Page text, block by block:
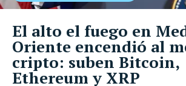
El alto el fuego en
Oriente encendió al
cripto: suben Bitcoin,
Ethereum y XRP